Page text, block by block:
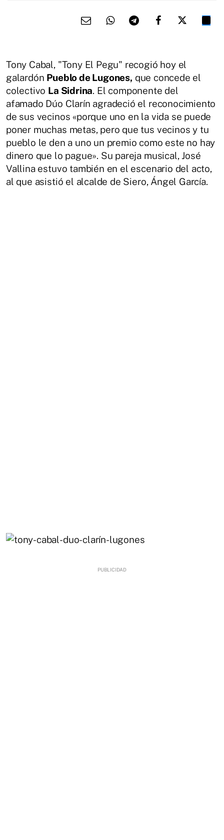
Tony Cabal, "Tony El Pegu" recogió hoy el
galardón Pueblo de Lugones, que concede el
colectivo La Sidrina. El componente del
afamado Dúo Clarín agradeció el reconocimiento
de sus vecinos «porque uno en la vida se puede
poner muchas metas, pero que tus vecinos y tu
pueblo le den a uno un premio como este no hay
dinero que lo pague». Su pareja musical, José
Vallina estuvo también en el escenario del acto,
al que asistió el alcalde de Siero, Ángel García.